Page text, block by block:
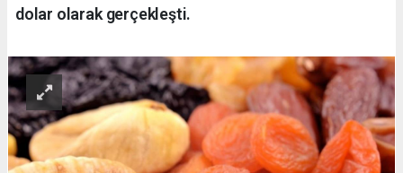
dolar olarak gerçekleşti.